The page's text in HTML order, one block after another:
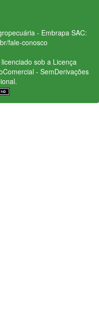
- Embrapa SAC:
fale-conosco
sob a Licença
- SemDerivações